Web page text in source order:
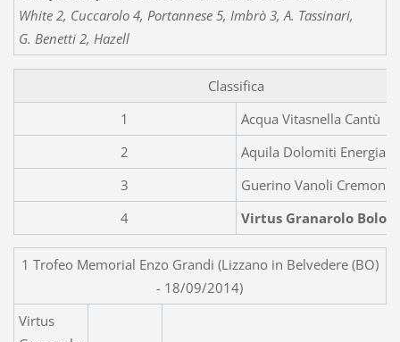
White 2, Cuccarolo 4, Portannese 5, Imbrò 3, A. Tassinari,
G. Benetti 2, Hazell
Classifica
1
Acqua Vitasnella Cantù
2
Aquila Dolomiti Energia
3
Guerino Vanoli Cremoni
4
Virtus Granarolo
1 Trofeo Memorial Enzo Grandi (Lizzano in Belvedere (BO)
- 18/09/2014)
Virtus